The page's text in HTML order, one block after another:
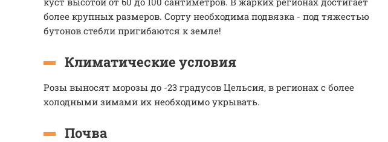
более крупных размеров. Сорту необходима подвязка - под тяжестью
бутонов стебли пригибаются к земле!
Климатические условия
Розы выносят морозы до -23 градусов Цельсия, в регионах с более
холодными зимами их необходимо укрывать.
Почва